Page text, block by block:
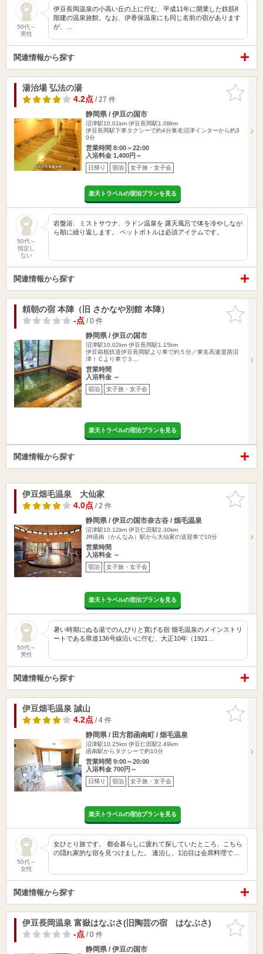
50代～
男性
伊豆長岡温泉の小高い丘の上に佇む、平成11年に開業した鉄筋8
階建の温泉旅館。なお、伊香保温泉にも同じ名前の宿があります
が、…
関連情報から探す
お気に入
りに追加
湯治場 弘法の湯
4.2点/ 27 件
静岡県 / 伊豆の国市
沼津駅10.01km 伊豆長岡駅1.08km
伊豆長岡駅下車タクシーで約4分東名沼津インターから約3
0分
営業時間 8:00～22:00
入浴料金 1,400円～
日帰り 宿泊 女子旅・女子会
楽天トラベルの宿泊プランを見る
50代～
指定し
ない
岩盤浴、ミストサウナ、ラドン温泉を 露天風呂で体を冷やしなが
ら順に繰り返します。 ペットボトルは必須アイテムです。
関連情報から探す
お気に入
りに追加
頼朝の宿 本陣（旧 さかなや別館 本陣）
-点/ 0 件
静岡県 / 伊豆の国市
沼津駅10.02km 伊豆長岡駅1.15km
伊豆箱根鉄道伊豆長岡駅より車で約５分／東名高速道路沼
津ＩＣより車で３…
営業時間
入浴料金 ～
宿泊 女子旅・女子会
楽天トラベルの宿泊プランを見る
関連情報から探す
お気に入
りに追加
伊豆畑毛温泉 大仙家
4.0点/ 2 件
静岡県 / 伊豆の国市奈古谷 / 畑毛温泉
沼津駅10.12km 伊豆仁田駅2.30km
JR函南（かんなみ）駅から大仙家の送迎車で10分
営業時間
入浴料金 ～
宿泊 女子旅・女子会
楽天トラベルの宿泊プランを見る
50代～
男性
暑い時期にぬる湯でのんびりと寛げる宿 畑毛温泉のメインストリ
ートである県道136号線沿いに佇む、大正10年（1921…
関連情報から探す
お気に入
りに追加
伊豆畑毛温泉 誠山
4.2点/ 4 件
静岡県 / 田方郡函南町 / 畑毛温泉
沼津駅10.25km 伊豆仁田駅2.49km
函南駅からタクシーで約10分
営業時間 9:00～20:00
入浴料金 700円～
日帰り 宿泊 女子旅・女子会
楽天トラベルの宿泊プランを見る
50代～
女性
女ひとり旅です。 都会暮らしに疲れて探していたところ、こちら
の隠れ家的な宿を見つけました。 連泊し、1泊目は会席料理で…
関連情報から探す
お気に入
りに追加
伊豆長岡温泉 富嶽はなぶさ(旧陶芸の宿 はなぶさ)
-点/ 0 件
静岡県 / 伊豆の国市